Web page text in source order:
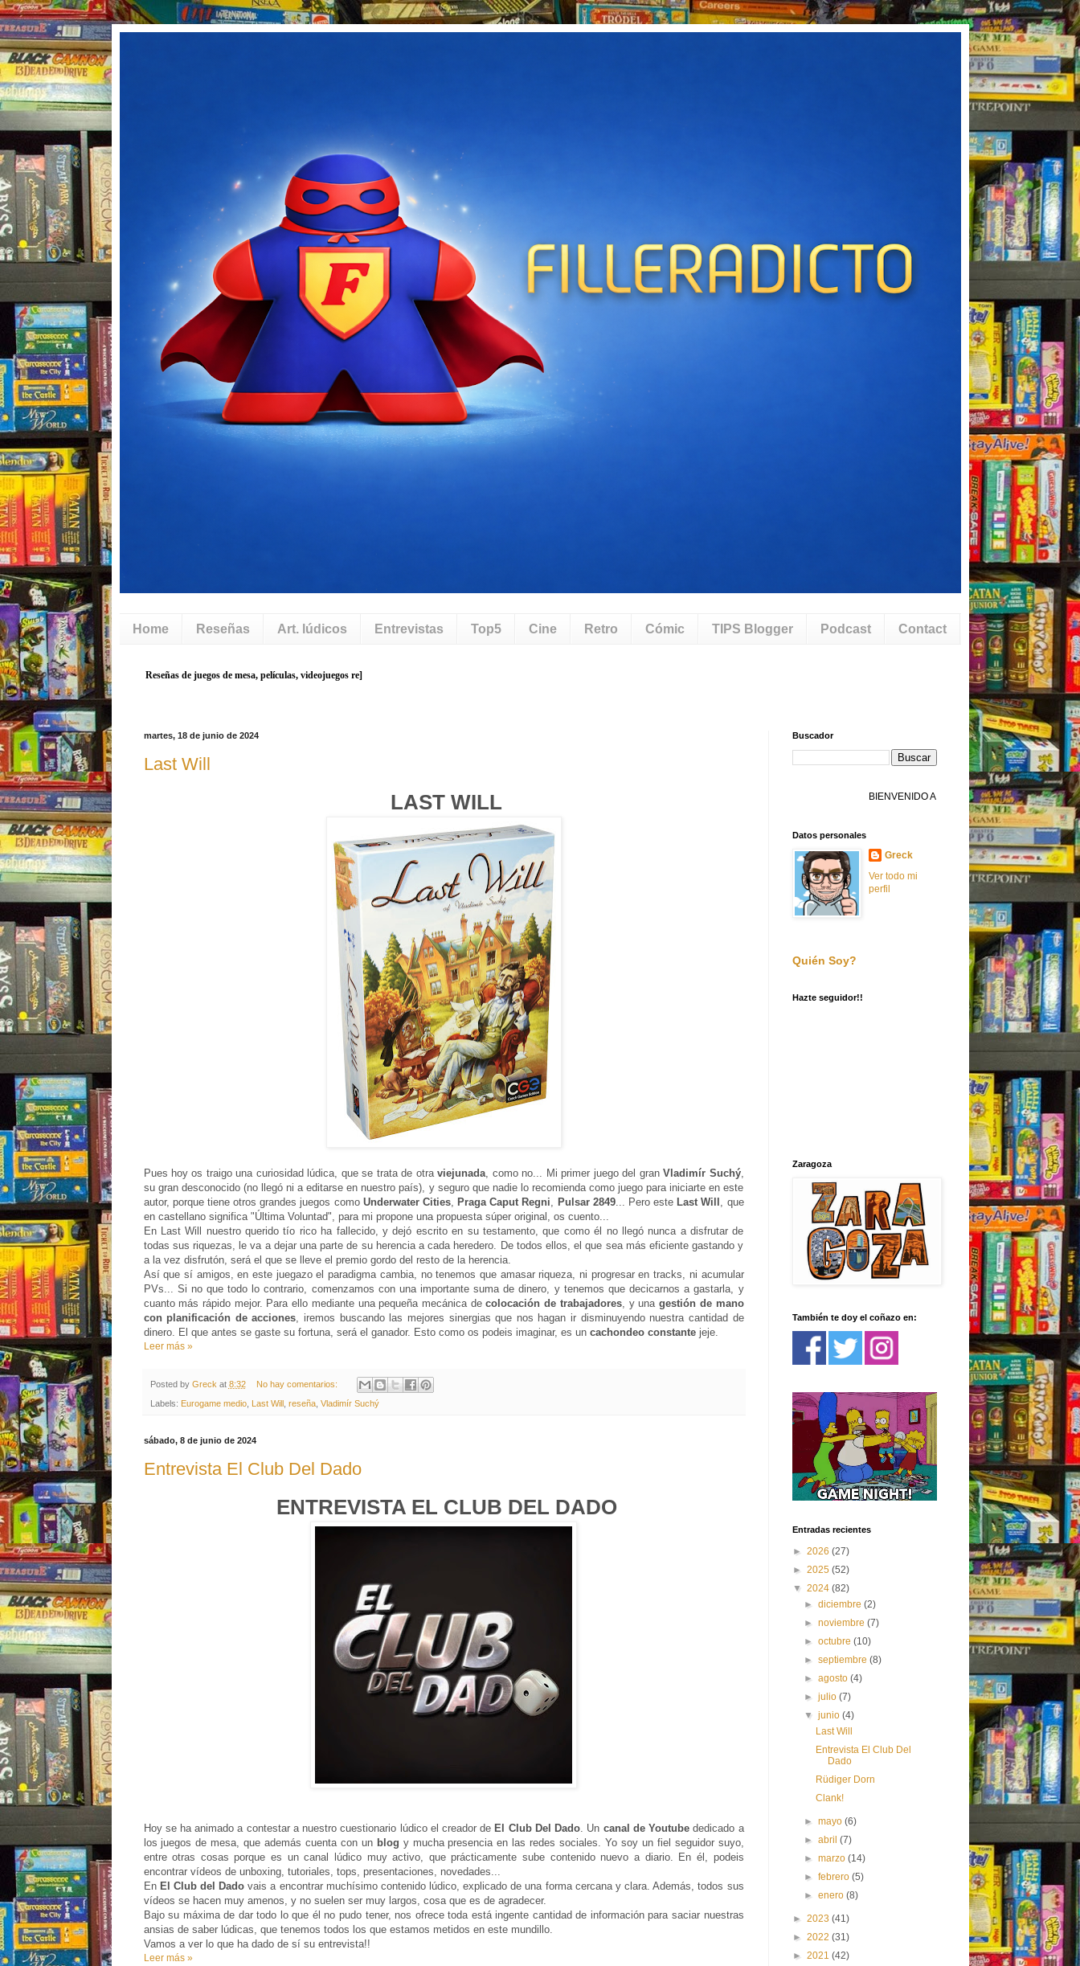
Home Reseñas Art. lúdicos Entrevistas Top5 Cine Retro Cómic TIPS Blogger Podcast Contact
martes, 18 de junio de 2024
Last Will
LAST WILL
Pues hoy os traigo una curiosidad lúdica, que se trata de otraviejunada , como no... Mi primer juego del granVladimír Suchý,
su gran desconocido (no llegó ni a editarse en nuestro país), y seguro que nadie lo recomienda como juego para iniciarte en este
autor, porque tiene otros grandes juegos como Underwater Cities, Praga Caput Regni Pulsar 2849... Pero este Last Will
, que
en castellano significa "Última Voluntad", para mi propone una propuesta súper original, os cuento...
En Last Will nuestro querido tío rico ha fallecido, y dejó escrito en su testamento, que como él no llegó nunca a disfrutar de
todas sus riquezas, le va a dejar una parte de su herencia a cada heredero. De todos ellos, el que sea más eficiente gastando y
a la vez disfrutón, será el que se lleve el premio gordo del resto de la herencia.
Así que sí amigos, en este juegazo el paradigma cambia, no tenemos que amasar riqueza, ni progresar en tracks, ni acumular
PVs... Si no que todo lo contrario, comenzamos con una importante suma de dinero, y tenemos que decicarnos a gastarla, y
cuanto más rápido mejor. Para ello mediante una pequeña mecánica decolocación de trabajadores, y unagestión de mano
con planificación de acciones , iremos buscando las mejores sinergias que nos hagan ir disminuyendo nuestra cantidad de
dinero. El que antes se gaste su fortuna, será el ganador. Esto como os podeis imaginar, es un cachondeo constantejeje.
Leer más »
Posted by Greck at 8:32 No hay comentarios:
Labels: Eurogame medio, Last Will reseña, Vladimír Suchý
sábado, 8 de junio de 2024
Entrevista El Club Del Dado
ENTREVISTA EL CLUB DEL DADO
Hoy se ha animado a contestar a nuestro cuestionario lúdico el creador de El Club Del Dado . Un canal de Youtube dedicado a
los juegos de mesa, que además cuenta con un blog y mucha presencia en las redes sociales. Yo soy un fiel seguidor suyo,
entre otras cosas porque es un canal lúdico muy activo, que prácticamente sube contenido nuevo a diario. En él, podeis
encontrar vídeos de unboxing, tutoriales, tops, presentaciones, novedades...
En El Club del Dado vais a encontrar muchísimo contenido lúdico, explicado de una forma cercana y clara. Además, todos sus
vídeos se hacen muy amenos, y no suelen ser muy largos, cosa que es de agradecer.
Bajo su máxima de dar todo lo que él no pudo tener, nos ofrece toda está ingente cantidad de información para saciar nuestras
ansias de saber lúdicas, que tenemos todos los que estamos metidos en este mundillo.
Vamos a ver lo que ha dado de sí su entrevista!!
Leer más »
Buscador
BIENVENIDO A FILLERADICTO
Datos personales
Greck
Ver todo mi
perfil
Quién Soy?
Hazte seguidor!!
Zaragoza
También te doy el coñazo en:
Entradas recientes
► 2026 (27)
► 2025 (52)
▼ 2024 (82)
► diciembre (2)
► noviembre (7)
► octubre (10)
► septiembre (8)
► agosto (4)
► julio (7)
▼ junio (4)
Last Will
Entrevista El Club Del
Dado
Rüdiger Dorn
Clank!
► mayo (6)
► abril (7)
► marzo (14)
► febrero (5)
► enero (8)
► 2023 (41)
► 2022 (31)
► 2021 (42)